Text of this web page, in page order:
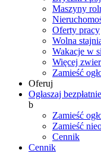
Maszyny
Oferty pracy
Wolna
Wakacje w
Więcej
Zamieść
Oferuj
Ogłaszaj bezpłatnie
b
Zamieść
Zamieść
Cennik
Cennik